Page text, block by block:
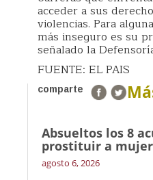
acceder a sus
violencias. Para
más inseguro es su
señalado la
FUENTE: EL PAIS
comparte
Absueltos los 8
prostituir a
agosto 6, 2026